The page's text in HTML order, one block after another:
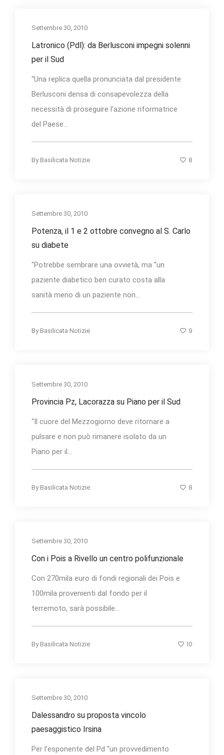
Settembre 30, 2010
Latronico (Pdl): da Berlusconi impegni solenni
per il Sud
“Una replica quella pronunciata dal presidente
Berlusconi densa di consapevolezza della
necessità di proseguire l'azione riformatrice
del Paese...
By Basilicata Notizie 8
Settembre 30, 2010
Potenza, il 1 e 2 ottobre convegno al S. Carlo
su diabete
"Potrebbe sembrare una ovvietà, ma “un
paziente diabetico ben curato costa alla
sanità meno di un paziente non...
By Basilicata Notizie 9
Settembre 30, 2010
Provincia Pz, Lacorazza su Piano per il Sud
“Il cuore del Mezzogiorno deve ritornare a
pulsare e non può rimanere isolato da un
Piano per il...
By Basilicata Notizie 8
Settembre 30, 2010
Con i Pois a Rivello un centro polifunzionale
Con 270mila euro di fondi regionali dei Pois e
100mila provenienti dal fondo per il
terremoto, sarà possibile...
By Basilicata Notizie 10
Settembre 30, 2010
Dalessandro su proposta vincolo
paesaggistico Irsina
Per l’esponente del Pd “un provvedimento